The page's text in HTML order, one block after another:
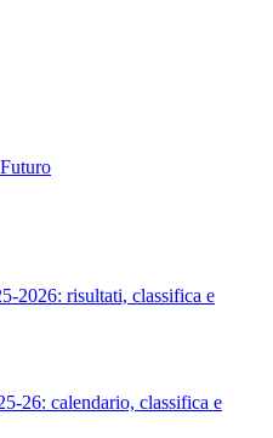
2026: risultati, classifica e
26: calendario, classifica e